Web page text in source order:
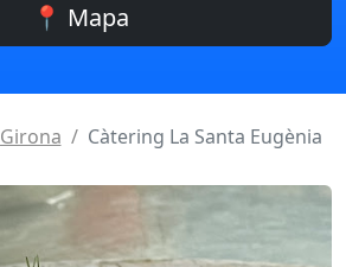
📍 Mapa
Girona Càtering La Santa Eugènia